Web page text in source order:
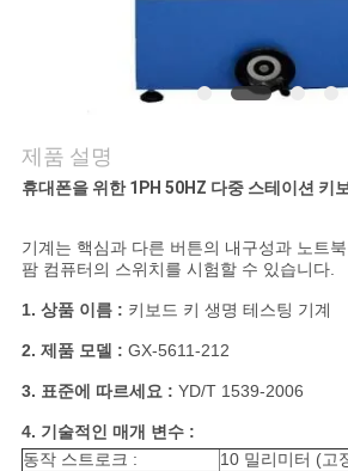
뉴
인
용
문
을
제품 설명
휴대폰을 위한 1PH 50HZ 다중 스테이션 키
기계는 핵심과 다른 버튼의 내구성과 노트
팜 컴퓨터의 스위치를 시험할 수 있습니다.
1. 상품 이름 : 키보드 키 생명 테스팅 기계
2. 제품 모델 : GX-5611-212
3. 표준에 따르세요 : YD/T 1539-2006
4. 기술적인 매개 변수 :
동작 스트로크 :
10 밀리미터 (고